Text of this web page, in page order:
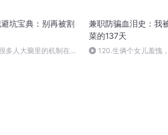
坑宝典：别再被割
多人大脑里的机制在保
兼职防骗血泪史：我
菜的137天
120.生俩个女儿羞愧